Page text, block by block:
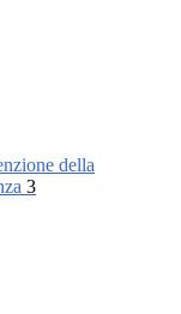
della
3